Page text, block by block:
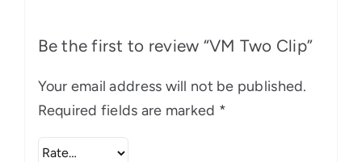
Be the first to review “VM Two Clip”
Your email address will not be published.
Required fields are marked *